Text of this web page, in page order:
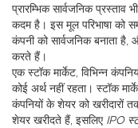
प्रारम्भिक सार्वजनिक प्रस्ताव
कदम है। इस मूल परिभाषा को
कंपनी को सार्वजनिक बनाता
करते हैं।
एकस्टॉक मार्केट विभिन्न
कोई अर्थ नहीं रहता। स्टॉक
कंपनियों के शेयर को खरीदारों
शेयर खरीदते हैं, इसलिए IPO